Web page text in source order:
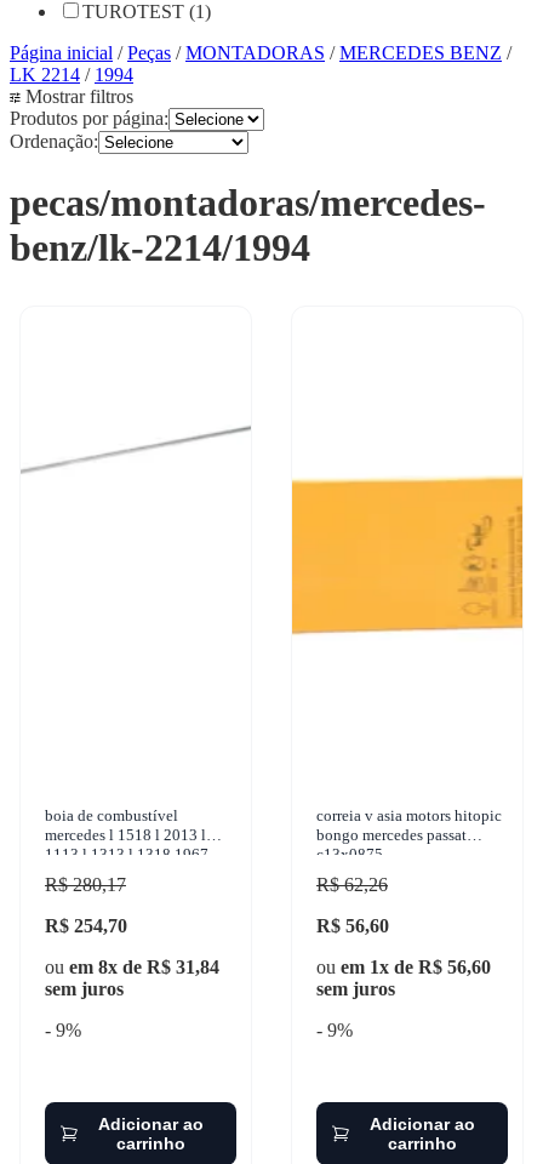
TUROTEST (1)
Página inicial /Peças /MONTADORAS /MERCEDES BENZ /
LK 2214 / 1994
Mostrar filtros
Produtos por página:
Ordenação:
pecas/montadoras/mercedes-
benz/lk-2214/1994
boia de combustível
mercedes l 1518 l 2013 l
1113 l 1313 l 1318 1967-
2001 turotest - 303739
R$ 280,17
R$ 254,70
ou em 8x de R$ 31,84
sem juros
- 9%
Adicionar ao
carrinho
correia v asia motors hitopic
bongo mercedes passat
c13x0875
R$ 62,26
R$ 56,60
ou em 1x de R$ 56,60
sem juros
- 9%
Adicionar ao
carrinho